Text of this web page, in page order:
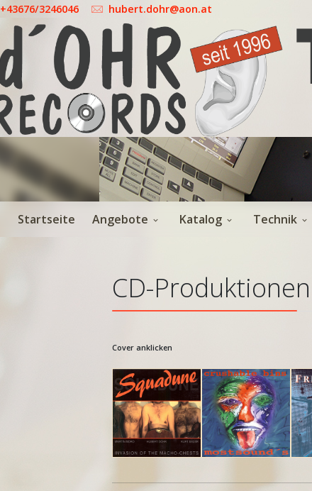
+43676/3246046 hubert.dohr@aon.at
Startseite Angebote Katalog Technik
CD-
Cover anklicken